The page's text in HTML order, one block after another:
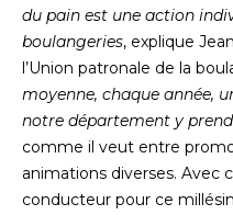
du pain est une action
boulangeries, explique
l’Union patronale de la
moyenne, chaque année,
notre département y
comme il veut entre
animations diverses. Avec
conducteur pour ce